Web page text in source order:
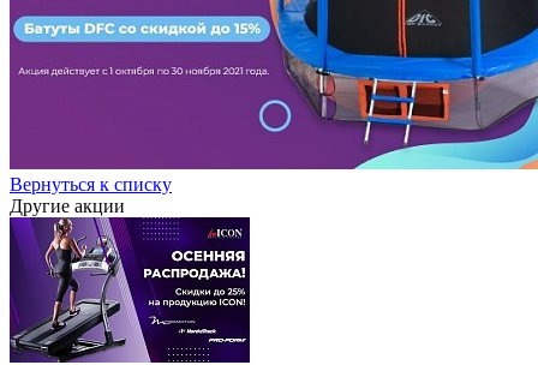
Вернуться к списку
Другие акции